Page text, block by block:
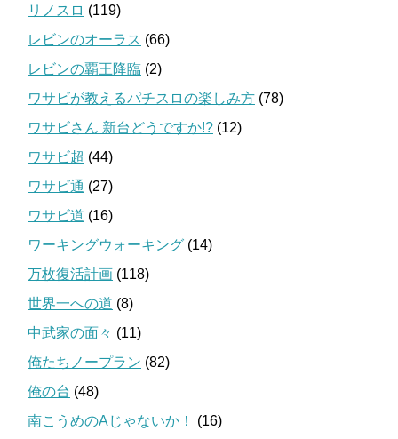
リノスロ (119)
レビンのオーラス (66)
レビンの覇王降臨 (2)
ワサビが教えるパチスロの楽しみ方 (78)
ワサビさん 新台どうですか!? (12)
ワサビ超 (44)
ワサビ通 (27)
ワサビ道 (16)
ワーキングウォーキング (14)
万枚復活計画 (118)
世界一への道 (8)
中武家の面々 (11)
俺たちノープラン (82)
俺の台 (48)
南こうめのAじゃないか！
(16)